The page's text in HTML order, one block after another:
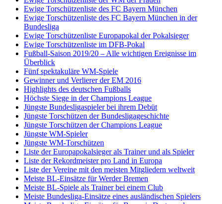
Ewige Torschützenliste des FC Bayern München
Ewige Torschützenliste des FC Bayern München in der
Bundesliga
Ewige Torschützenliste Europapokal der Pokalsieger
Ewige Torschützenliste im DFB-Pokal
Fußball-Saison 2019/20 – Alle wichtigen Ereignisse im
Überblick
Fünf spektakuläre WM-Spiele
Gewinner und Verlierer der EM 2016
Highlights des deutschen Fußballs
Höchste Siege in der Champions League
Jüngste Bundesligaspieler bei ihrem Debüt
Jüngste Torschützen der Bundesligageschichte
Jüngste Torschützen der Champions League
Jüngste WM-Spieler
Jüngste WM-Torschützen
Liste der Europapokalsieger als Trainer und als Spieler
Liste der Rekordmeister pro Land in Europa
Liste der Vereine mit den meisten Mitgliedern weltweit
Meiste BL-Einsätze für Werder Bremen
Meiste BL-Spiele als Trainer bei einem Club
Meiste Bundesliga-Einsätze eines ausländischen Spielers